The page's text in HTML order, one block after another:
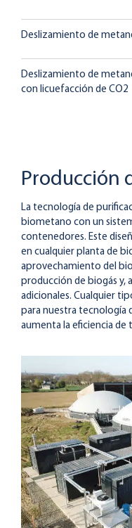
Deslizamiento de
Deslizamiento de
con licuefacción de CO2
Producción
La tecnología de
biometano con un
contenedores. Este
en cualquier planta de
aprovechamiento del
producción de biogás y,
adicionales. Cualquier
para nuestra tecnología
aumenta la eficiencia de